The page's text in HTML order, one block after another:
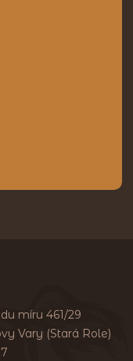
míru 461/29
Vary (Stará Role)